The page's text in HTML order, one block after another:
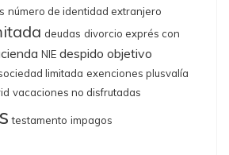
número de identidad extranjero
deudas divorcio exprés con
NIE despido objetivo
limitada exenciones plusvalía
vacaciones no disfrutadas
testamento impagos